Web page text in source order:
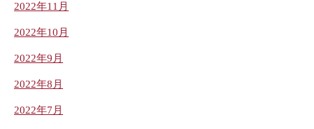
2022年11月
2022年10月
2022年9月
2022年8月
2022年7月